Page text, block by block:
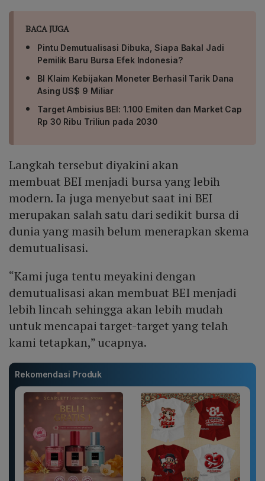
BACA JUGA
Pintu Demutualisasi Dibuka, Siapa Bakal Jadi
Pemilik Baru Bursa Efek Indonesia?
BI Klaim Kebijakan Moneter Berhasil Tarik Dana
Asing US$ 9 Miliar
Target Ambisius BEI: 1.100 Emiten dan Market Cap
Rp 30 Ribu Triliun pada 2030
Langkah tersebut diyakini akan
membuat BEI menjadi bursa yang lebih
modern. Ia juga menyebut saat ini BEI
merupakan salah satu dari sedikit bursa di
dunia yang masih belum menerapkan skema
demutualisasi.
“Kami juga tentu meyakini dengan
demutualisasi akan membuat BEI menjadi
lebih lincah sehingga akan lebih mudah
untuk mencapai target-target yang telah
kami tetapkan,” ucapnya.
Rekomendasi Produk